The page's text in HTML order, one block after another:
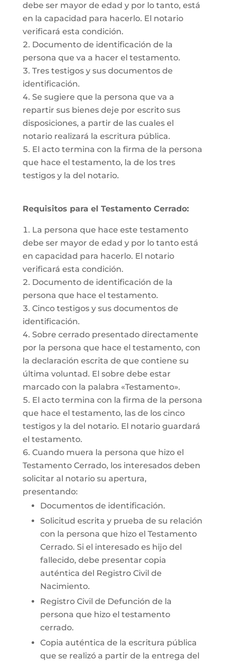
debe ser mayor de edad y por lo tanto, está
en la capacidad para hacerlo. El notario
verificará esta condición.
Documento de identificación de la
persona que va a hacer el testamento.
Tres testigos y sus documentos de
identificación.
Se sugiere que la persona que va a
repartir sus bienes deje por escrito sus
disposiciones, a partir de las cuales el
notario realizará la escritura pública.
El acto termina con la firma de la persona
que hace el testamento, la de los tres
testigos y la del notario.
Requisitos para el Testamento Cerrado:
La persona que hace este testamento
debe ser mayor de edad y por lo tanto está
en capacidad para hacerlo. El notario
verificará esta condición.
Documento de identificación de la
persona que hace el testamento.
Cinco testigos y sus documentos de
identificación.
Sobre cerrado presentado directamente
por la persona que hace el testamento, con
la declaración escrita de que contiene su
última voluntad. El sobre debe estar
marcado con la palabra «Testamento».
El acto termina con la firma de la persona
que hace el testamento, las de los cinco
testigos y la del notario. El notario guardará
el testamento.
Cuando muera la persona que hizo el
Testamento Cerrado, los interesados deben
solicitar al notario su apertura,
presentando:
Documentos de identificación.
Solicitud escrita y prueba de su relación
con la persona que hizo el Testamento
Cerrado. Si el interesado es hijo del
fallecido, debe presentar copia
auténtica del Registro Civil de
Nacimiento.
Registro Civil de Defunción de la
persona que hizo el testamento
cerrado.
Copia auténtica de la escritura pública
que se realizó a partir de la entrega del